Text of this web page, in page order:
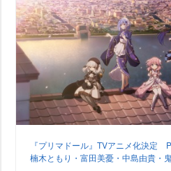
『プリマドール』TVアニメ化決定
楠木ともり・富田美憂・中島由貴・